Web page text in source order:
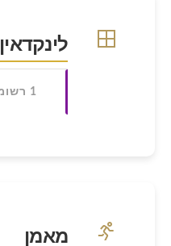
לינקדאין
1 רשומה
מאמן